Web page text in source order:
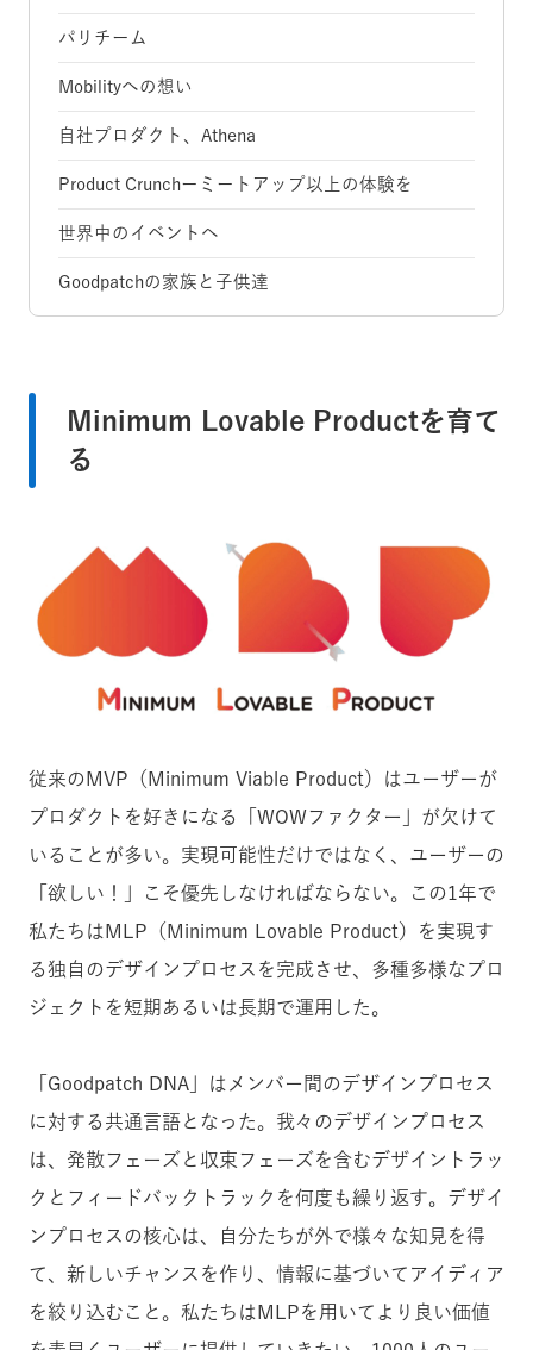
パリチーム
Mobilityへの想い
自社プロダクト、Athena
Product Crunchーミートアップ以上の体験を
世界中のイベントへ
Goodpatchの家族と子供達
Minimum Lovable Productを育て
る
従来のMVP（Minimum Viable Product）はユーザーが
プロダクトを好きになる「WOWファクター」が欠けて
いることが多い。実現可能性だけではなく、ユーザーの
「欲しい！」こそ優先しなければならない。この1年で
私たちはMLP（Minimum Lovable Product）を実現す
る独自のデザインプロセスを完成させ、多種多様なプロ
ジェクトを短期あるいは長期で運用した。
「Goodpatch DNA」はメンバー間のデザインプロセス
に対する共通言語となった。我々のデザインプロセス
は、発散フェーズと収束フェーズを含むデザイントラッ
クとフィードバックトラックを何度も繰り返す。デザイ
ンプロセスの核心は、自分たちが外で様々な知見を得
て、新しいチャンスを作り、情報に基づいてアイディア
を絞り込むこと。私たちはMLPを用いてより良い価値